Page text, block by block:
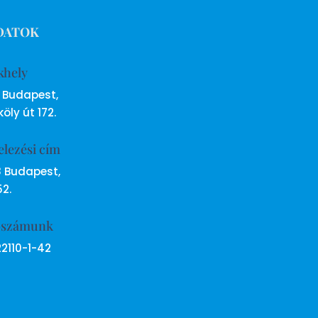
Budapest,
út 172.
cím
Budapest,
1-42